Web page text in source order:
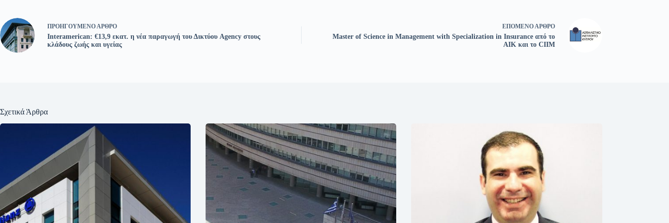
ΠΡΟΗΓΟΎΜΕΝΟΆΡΘΡΟ
Interamerican: €13,9 εκατ. η νέα παραγωγή του Δικτύου Agency στους
κλάδους ζωής και υγείας
ΕΠΌΜΕΝΟΆΡΘΡΟ
Master of Science in Management with Specialization in Insurance από το
ΑΙΚ και το CIIM
Σχετικά Άρθρα